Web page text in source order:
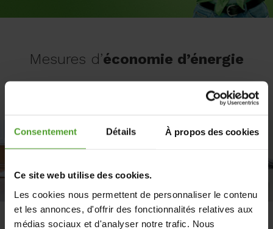
Consentement Détails À propos des cookies
Ce site web utilise des cookies.
Les cookies nous permettent de personnaliser le contenu
et les annonces, d'offrir des fonctionnalités relatives aux
médias sociaux et d'analyser notre trafic. Nous
Mesures d’économie d’énergie
Chauffage Isolation